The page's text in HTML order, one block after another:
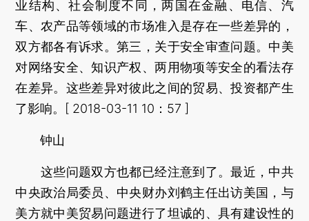
业结构、社会制度不同，两国在金融、电信、汽
车、农产品等领域的市场准入是存在一些差异的，
双方都各有诉求。第三，关于安全审查问题。中美
对网络安全、知识产权、两用物项等安全的看法存
在差异。这些差异对彼此之间的贸易、投资都产生
了影响。[ 2018-03-11 10：57 ]
钟山
这些问题双方也都已经注意到了。最近，中共
中央政治局委员、中央财办刘鹤主任出访美国，与
美方就中美贸易问题进行了坦诚的、具有建设性的